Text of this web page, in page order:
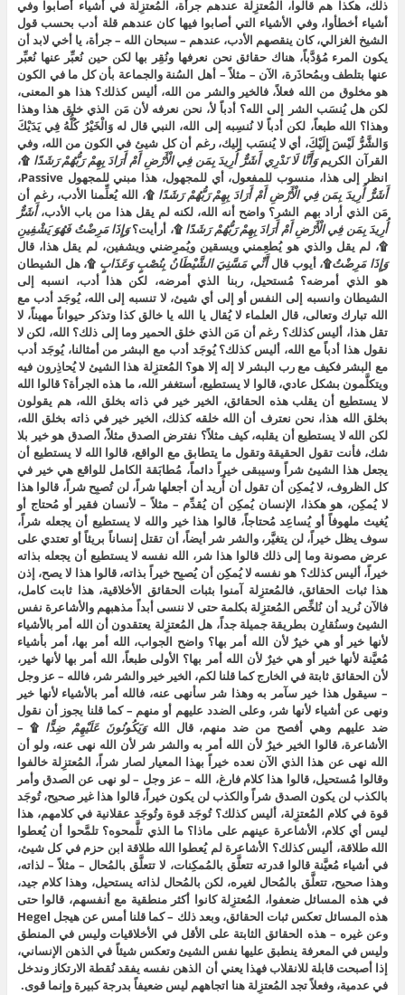
ذلك، هكذا هم قالوا، المُعتزِلة عندهم جرأة، المُعتزِلة في أشياء أصابوا وفي
أشياء أخطأوا، وفي الأشياء التي أصابوا فيها كان عندهم قلة أدب بحسب قول
الشيخ الغزالي، كان ينقصهم الأدب، عندهم – سبحان الله – جرأة، يا أخي لابد أن
يكون المرء مُؤدَّباً، هناك حقائق نحن نعرفها ونُقِر بها لكن حين نُعبِّر عنها نُعبِّر
عنها بتلطف وبمُحاذَرة، الآن – مثلاً – أهل السُنة والجماعة بأن كل ما في الكون
هو مخلوق من الله فعلاً، فالخير والشر من الله، أليس كذلك؟ هذا هو المعنى،
لكن هل يُنسَب الشر إلى الله؟ أدباً لأ، نحن نعرفه لأن مَن الذي خلق هذا وهذا
وهذا؟ الله طبعاً، لكن أدباً لا نُنسِبه إلى الله، النبي قال له وَالْخَيْرُ كُلُّهُ فِي يَدَيْكَ
وَالشَّرُّ لَيْسَ إِلَيْكَ، أي لا يُنسَب إليك، رغم أن كل شيئ في الكون من الله، وفي
القرآن الكريموَأَنَّا لَا نَدْرِي أَشَرٌّ أُرِيدَ بِمَن فِي الْأَرْضِ أَمْ أَرَادَ بِهِمْ رَبُّهُمْ رَشَدًا۩،
انظر إلى هذا، منسوب للمفعول، أي للمجهول، هذا مبني للمجهول Passive،
أَشَرٌّ أُرِيدَ بِمَن فِي الْأَرْضِ أَمْ أَرَادَ بِهِمْ رَبُّهُمْ رَشَدًا ۩، الله يُعلِّمنا الأدب، رغم أن
مَن الذي أراد بهم الشر؟ واضح أنه الله، لكنه لم يقل هذا من باب الأدب،أَشَرٌّ
أُرِيدَ بِمَن فِي الْأَرْضِ أَمْ أَرَادَ بِهِمْ رَبُّهُمْ رَشَدًا ۩، أرأيت؟وَإِذَا مَرِضْتُ فَهُوَ يَشْفِينِ
۩، لم يقل والذي هو يُطعِمني ويسقين ويُمرِضني ويشفين، لم يقل هذا، قال
وَإِذَا مَرِضْتُ۩، أيوب قالأَنِّي مَسَّنِيَ الشَّيْطَانُ بِنُصْبٍ وَعَذَابٍ ۩، هل الشيطان
هو الذي أمرضه؟ مُستحيل، ربنا الذي أمرضه، لكن هذا أدب، انسبه إلى
الشيطان وانسبه إلى النفس أو إلى أي شيئ، لا تنسبه إلى الله، يُوجَد أدب مع
الله تبارك وتعالى، قال العلماء لا يُقال يا الله يا خالق كذا وتذكر حيواناً مهيناً، لا
تقل هذا، أليس كذلك؟ رغم أن مَن الذي خلق الحمير وما إلى ذلك؟ الله، لكن لا
نقول هذا أدباً مع الله، أليس كذلك؟ يُوجَد أدب مع البشر من أمثالنا، يُوجَد أدب
مع البشر فكيف مع رب البشر لا إله إلا هو؟ المُعتزِلة هذا الشيئ لا يُحاذِرون فيه
ويتكلَّمون بشكل عادي، قالوا لا يستطيع، أستغفر الله، ما هذه الجرأة؟ قالوا الله
لا يستطيع أن يقلب هذه الحقائق، الخير خير في ذاته بخلق الله، هم يقولون
بخلق الله هذا، نحن نعترف أن الله خلقه كذلك، الخير خير في ذاته بخلق الله،
لكن الله لا يستطيع أن يقلبه، كيف مثلاً؟ نفترض الصدق مثلاً، الصدق هو خير بلا
شك، فأنت تقول الحقيقة وتقول ما يتطابق مع الواقع، قالوا الله لا يستطيع أن
يجعل هذا الشيئ شراً وسيبقى خيراً دائماً، مُطابَقة الكامل للواقع هي خير في
كل الظروف، لا يُمكِن أن تقول أن أُريد أن أجعلها شراً، لن تُصبِح شراً، قالوا هذا
لا يُمكِن، هو هكذا، الإنسان يُمكِن أن يُقدِّم – مثلاً – لأنسان فقير أو مُحتاج أو
يُغيث ملهوفاً أو يُساعِد مُحتاجاً، قالوا هذا خير والله لا يستطيع أن يجعله شراً،
سوف يظل خيراً، لن يتغيَّر، والشر شر أيضاً، أن تقتل إنساناً بريئاً أو تعتدي على
عرض مصونة وما إلى ذلك قالوا هذا شر، الله نفسه لا يستطيع أن يجعله بذاته
خيراً، أليس كذلك؟ هو نفسه لا يُمكِن أن يُصبِح خيراً بذاته، قالوا هذا لا يصح، إذن
هذا ثبات الحقائق، فالمُعتزِلة آمنوا بثبات الحقائق الأخلاقية، هذا ثابت كامل،
فالآن نُريد أن نُلخِّص المُعتزِلة بكلمة حتى لا ننسى أبداً مذهبهم والأشاعرة نفس
الشيئ وسنُقارِن بطريقة جميلة جداً، هل المُعتزِلة يعتقدون أن الله أمر بالأشياء
لأنها خير أو هي خيرٌ لأن الله أمر بها؟ واضح الجواب، الله أمر بها، أمر بأشياء
مُعيَّنة لأنها خير أو هي خيرٌ لأن الله أمر بها؟ الأولى طبعاً، الله أمر بها لأنها خير،
لأن الحقائق ثابتة في الخارج كما قلنا لكم، الخير خير والشر شر، فالله – عز وجل
– سيقول هذا خير سآمر به وهذا شر سأنهى عنه، فالله أمر بالأشياء لأنها خير
ونهى عن أشياء لأنها شر، وعلى الضدد عليهم أو منهم – كما قلنا يجوز أن نقول
ضد عليهم وهي أفصح من ضد منهم، قال اللهوَيَكُونُونَ عَلَيْهِمْ ضِدًّا ۩ –
الأشاعرة، قالوا الخير خيرٌ لأن الله أمر به والشر شر لأن الله نهى عنه، ولو أن
الله نهى عن هذا الذي الآن نعده خيراً بهذا المعيار لصار شراً، المُعتزِلة خالفوا
وقالوا مُستحيل، قالوا هذا كلام فارغ، الله – عز وجل – لو نهى عن الصدق وأمر
بالكذب لن يكون الصدق شراً والكذب لن يكون خيراً، قالوا هذا غير صحيح، تُوجَد
قوة في كلام المُعتزِلة، أليس كذلك؟ تُوجَد قوة وتُوجَد عقلانية في كلامهم، هذا
ليس أي كلام، الأشاعرة عينهم على ماذا؟ ما الذي تلَّمحوه؟ تلمَّحوا أن يُعطوا
الله طلاقة، أليس كذلك؟ الأشاعرة لم يُعطوا الله طلاقة ابن حزم في كل شيئ،
في أشياء مُعيَّنة قالوا قدرته تتعلَّق بالمُمكِنات، لا تتعلَّق بالمُحال – مثلاً – لذاته،
وهذا صحيح، تتعلَّق بالمُحال لغيره، لكن بالمُحال لذاته يستحيل، وهذا كلام جيد،
في هذه المسائل ضعفوا، المُعتزِلة كانوا أكثر منطقية مع أنفسهم، قالوا حتى
هذه المسائل تعكس ثبات الحقائق، وبعد ذلك – كما قلنا أمس عن هيجل Hegel
وعن غيره – هذه الحقائق الثابتة على الأقل في الأخلاقيات وليس في المنطق
وليس في المعرفة ينطبق عليها نفس الشيئ وتعكس شيئاً في الذهن الإنساني،
إذا أصبحت قابلة للانقلاب فهذا يعني أن الذهن نفسه يفقد نُقطة الارتكاز وندخل
في عدمية، وفعلاً تجد المُعتزِلة هنا اتجاههم ليس ضعيفاً بدرجة كبيرة وإنما قوى.